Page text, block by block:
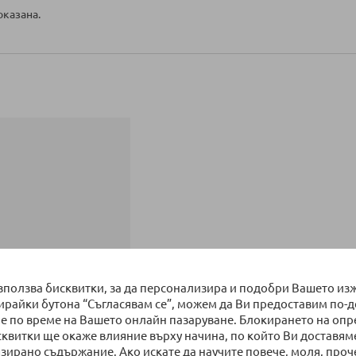
бисквитки, за да персонализира и подобри Вашето
бутона “Съгласявам се”, можем да Ви предоставим по-
по време на Вашето онлайн пазаруване. Блокирането на
ще окаже влияние върху начина, по който Ви
съдържание. Ако искате да научите повече, моля,